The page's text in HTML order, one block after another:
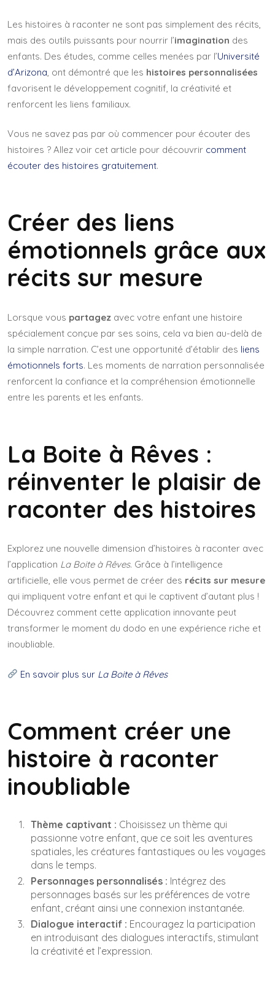
Les histoires à raconter ne sont pas simplement des récits,
mais des outils puissants pour nourrir l’imagination des
enfants. Des études, comme celles menées par l’Université
d’Arizona , ont démontré que les histoires personnalisées
favorisent le développement cognitif, la créativité et
renforcent les liens familiaux.
Vous ne savez pas par où commencer pour écouter des
histoires ? Allez voir cet article pour découvrir comment
écouter des histoires gratuitement.
Créer des liens
émotionnels grâce aux
récits sur mesure
Lorsque vous partagez avec votre enfant une histoire
spécialement conçue par ses soins, cela va bien au-delà de
la simple narration. C’est une opportunité d’établir des liens
émotionnels forts. Les moments de narration personnalisée
renforcent la confiance et la compréhension émotionnelle
entre les parents et les enfants.
La Boite à Rêves :
réinventer le plaisir de
raconter des histoires
Explorez une nouvelle dimension d’histoires à raconter avec
l’application La Boite à Rêves. Grâce à l’intelligence
artificielle, elle vous permet de créer des récits sur mesure
qui impliquent votre enfant et qui le captivent d’autant plus !
Découvrez comment cette application innovante peut
transformer le moment du dodo en une expérience riche et
inoubliable.
En savoir plus sur La Boite à Rêves
Comment créer une
histoire à raconter
inoubliable
Thème captivant : Choisissez un thème qui
passionne votre enfant, que ce soit les aventures
spatiales, les créatures fantastiques ou les voyages
dans le temps.
Personnages personnalisés : Intégrez des
personnages basés sur les préférences de votre
enfant, créant ainsi une connexion instantanée.
Dialogue interactif : Encouragez la participation
en introduisant des dialogues interactifs, stimulant
la créativité et l’expression.